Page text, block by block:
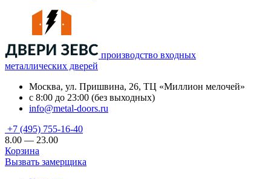
производство входных
металлических дверей
Москва, ул. Пришвина, 26, ТЦ «Миллион мелочей»
с 8:00 до 23:00 (без выходных)
info@metal-doors.ru
+7 (495) 755-16-40
8.00 — 23.00
Корзина
Вызвать замерщика